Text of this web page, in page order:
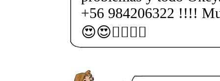
+56 984206322 !!!!
😍😍💁‍♀️💁‍♀️